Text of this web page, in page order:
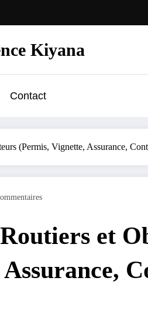
Kiyana
Contact
(Permis, Vignette, Assurance,
et